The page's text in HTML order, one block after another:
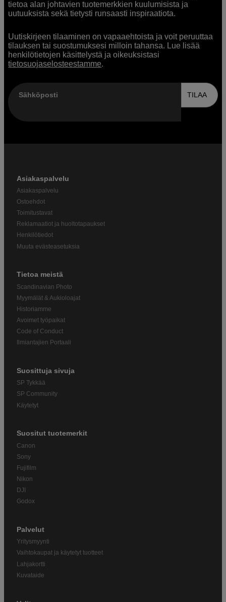
tietoa alan johtavien tuotemerkkien kuulumisista ja
uutuuksista sekä tietysti runsaasti inspiraatiota.
Uutiskirjeen tilaaminen on vapaaehtoista ja voit peruuttaa
tilauksen tai suostumuksesi milloin tahansa. Lue lisää
henkilötietojen käsittelystä ja oikeuksistasi
tietosuojaselosteestamme.
Sähköposti TILAA
Asiakaspalvelu
Asiakaspalvelu
Ostoehdot
Toimitustavat
Reklamaatiot ja huoltotapaukset
Henkilötiedot
Muuta evästeasetuksia
Tietoa meistä
Scandinavian Photo
Myymälät & Aukioloajat
Historiamme
Avoimet työpaikat
Code of Conduct
Ilmiantajien Portaali
Suosittuja sivuja
SP Tykkää
SP Community
Käytetyt
Suositut tuotemerkit
Canon
Sony
Fujifilm
Nikon
DJI
Godox
Palvelut
Yritysmyynti
Vaihtokaupat ja käytetyt tuotteet
Lahjakortti
Kuvataide